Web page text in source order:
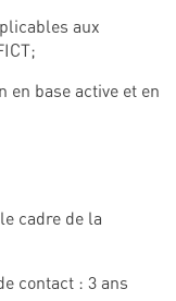
aux
en base active et en
cadre de la
contact : 3 ans